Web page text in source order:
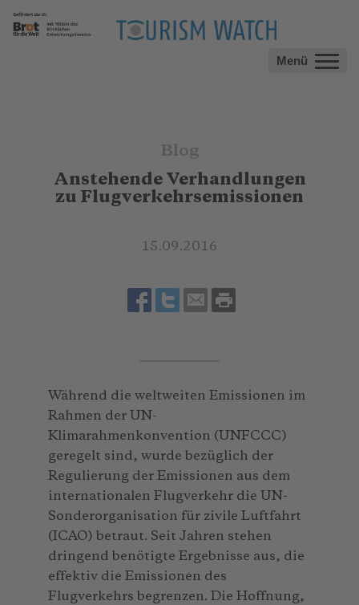
Menü
Blog
Anstehende Verhandlungen
zu Flugverkehrsemissionen
15.09.2016
Während die weltweiten Emissionen im
Rahmen der UN-
Klimarahmenkonvention (UNFCCC)
geregelt sind, wurde bezüglich der
Regulierung der Emissionen aus dem
internationalen Flugverkehr die UN-
Sonderorganisation für zivile Luftfahrt
(ICAO) betraut. Seit Jahren stehen
dringend benötigte Ergebnisse aus, die
effektiv die Emissionen des
Flugverkehrs begrenzen. Die Hoffnung,